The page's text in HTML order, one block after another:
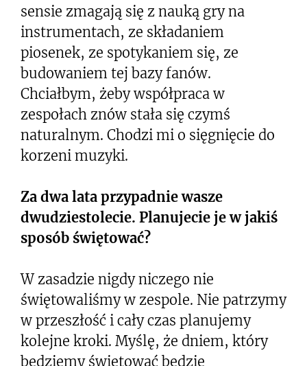
sensie zmagają się z nauką gry na
instrumentach, ze składaniem
piosenek, ze spotykaniem się, ze
budowaniem tej bazy fanów.
Chciałbym, żeby współpraca w
zespołach znów stała się czymś
naturalnym. Chodzi mi o sięgnięcie do
korzeni muzyki.
Za dwa lata przypadnie wasze
dwudziestolecie. Planujecie je w jakiś
sposób świętować?
W zasadzie nigdy niczego nie
świętowaliśmy w zespole. Nie patrzymy
w przeszłość i cały czas planujemy
kolejne kroki. Myślę, że dniem, który
będziemy świętować będzie